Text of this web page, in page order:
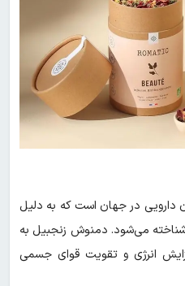
دارویی در جهان است که به دلیل
می‌شود. دمنوش زنجبیل به
انرژی و تقویت قوای جسمی